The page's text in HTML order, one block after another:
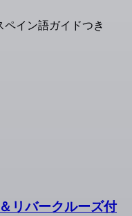
ペイン語ガイドつき
リバークルーズ付